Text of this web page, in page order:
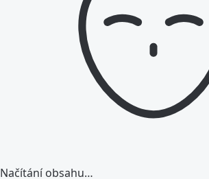
Načítání obsahu…